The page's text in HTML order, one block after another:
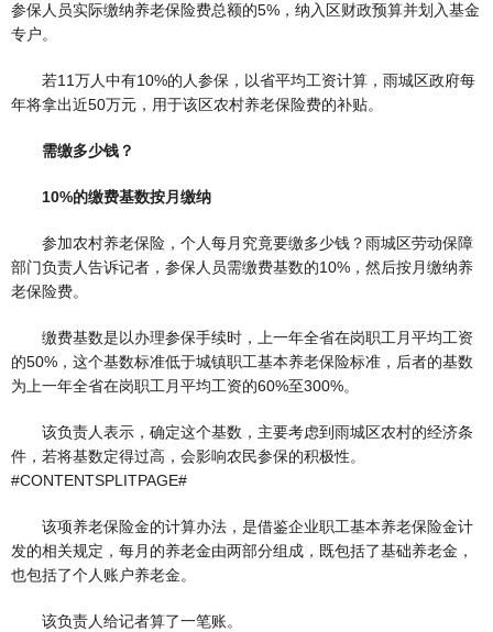
参保人员实际缴纳养老保险费总额的5%，纳入区财政预算并划入基金
专户。
若11万人中有10%的人参保，以省平均工资计算，雨城区政府每
年将拿出近50万元，用于该区农村养老保险费的补贴。
需缴多少钱？
10%的缴费基数按月缴纳
参加农村养老保险，个人每月究竟要缴多少钱？雨城区劳动保障
部门负责人告诉记者，参保人员需缴费基数的10%，然后按月缴纳养
老保险费。
缴费基数是以办理参保手续时，上一年全省在岗职工月平均工资
的50%，这个基数标准低于城镇职工基本养老保险标准，后者的基数
为上一年全省在岗职工月平均工资的60%至300%。
该负责人表示，确定这个基数，主要考虑到雨城区农村的经济条
件，若将基数定得过高，会影响农民参保的积极性。
#CONTENTSPLITPAGE#
该项养老保险金的计算办法，是借鉴企业职工基本养老保险金计
发的相关规定，每月的养老金由两部分组成，既包括了基础养老金，
也包括了个人账户养老金。
该负责人给记者算了一笔账。